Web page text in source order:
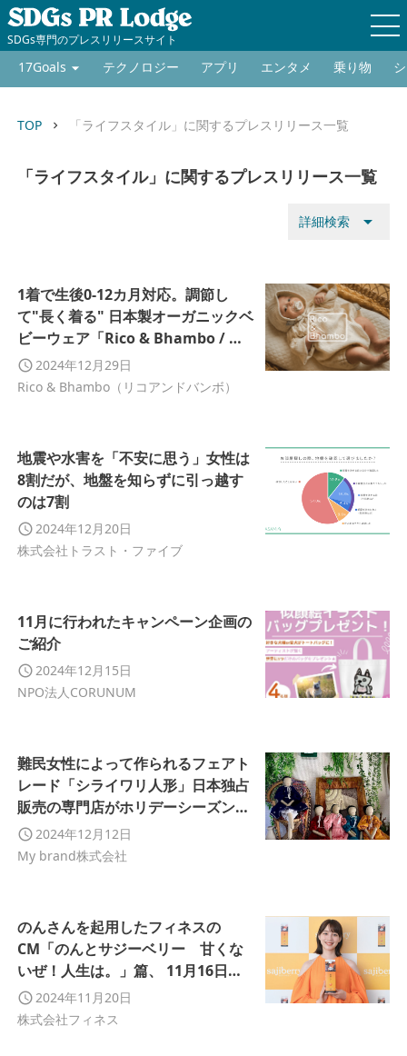
SDGs専門のプレスリリースサイト
17Goals テクノロジー アプリ エンタメ 乗り物
TOP keyboard_arrow_right 「ライフスタイル」に関するプレスリリース一覧
「ライフスタイル」に関するプレスリリース一覧
詳細検索 arrow_drop_down
1着で生後0-12カ月対応。調節し
て"長く着る" 日本製オーガニックベ
ビーウェア「Rico & Bhambo / リ
コアンドバンボ」販売開始
2024年12月29日
Rico & Bhambo（リコアンドバンボ）
地震や水害を「不安に思う」女性は
8割だが、地盤を知らずに引っ越す
のは7割
2024年12月20日
株式会社トラスト・ファイブ
11月に行われたキャンペーン企画の
ご紹介
2024年12月15日
NPO法人CORUNUM
難民女性によって作られるフェアト
レード「シライワリ人形」日本独占
販売の専門店がホリデーシーズン小
物含めた２周年セールを開催
2024年12月12日
My brand株式会社
のんさんを起用したフィネスの
CM「のんとサジーベリー 甘くな
いぜ！人生は。」篇、 11月16日
（土）より放送開始！
2024年11月20日
株式会社フィネス